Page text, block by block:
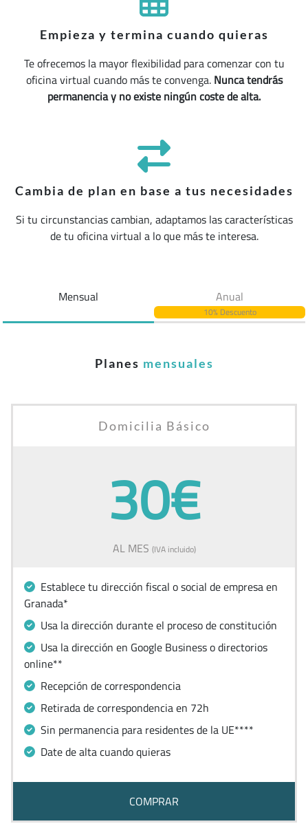
Empieza y termina cuando quieras
Te ofrecemos la mayor flexibilidad para comenzar con tu
oficina virtual cuando más te convenga.Nunca tendrás
permanencia y no existe ningún coste de alta.
Cambia de plan en base a tus necesidades
Si tu circunstancias cambian, adaptamos las características
de tu oficina virtual a lo que más te interesa.
Mensual Anual
10% Descuento
Planes mensuales
Domicilia Básico
30€
AL MES (IVA incluido)
Establece tu dirección fiscal o social de empresa en
Granada*
Usa la dirección durante el proceso de constitución
Usa la dirección en Google Business o directorios
online**
Recepción de correspondencia
Retirada de correspondencia en 72h
Sin permanencia para residentes de la UE****
Date de alta cuando quieras
COMPRAR